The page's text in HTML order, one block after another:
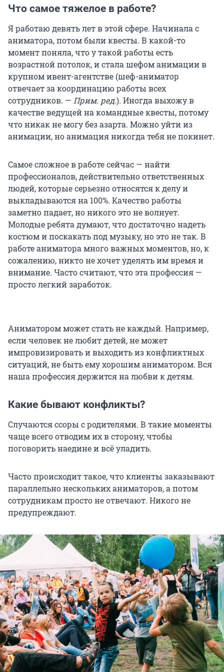
Что самое тяжелое в работе?
Я работаю девять лет в этой сфере. Начинала с
аниматора, потом были квесты. В какой-то
момент поняла, что у такой работы есть
возрастной потолок, и стала шефом анимации в
крупном ивент-агентстве (шеф-аниматор
отвечает за координацию работы всех
сотрудников. — Прим. ред.). Иногда выхожу в
качестве ведущей на командные квесты, потому
что никак не могу без азарта. Можно уйти из
анимации, но анимация никогда тебя не покинет.
Самое сложное в работе сейчас — найти
профессионалов, действительно ответственных
людей, которые серьезно относятся к делу и
выкладываются на 100%. Качество работы
заметно падает, но никого это не волнует.
Молодые ребята думают, что достаточно надеть
костюм и поскакать под музыку, но это не так. В
работе аниматора много важных моментов, но, к
сожалению, никто не хочет уделять им время и
внимание. Часто считают, что эта профессия —
просто легкий заработок.
Аниматором может стать не каждый. Например,
если человек не любит детей, не может
импровизировать и выходить из конфликтных
ситуаций, не быть ему хорошим аниматором. Вся
наша профессия держится на любви к детям.
Какие бывают конфликты?
Случаются ссоры с родителями. В такие моменты
чаще всего отводим их в сторону, чтобы
поговорить наедине и всё уладить.
Часто происходит такое, что клиенты заказывают
параллельно нескольких аниматоров, а потом
сотрудникам просто не отвечают. Никого не
предупреждают.